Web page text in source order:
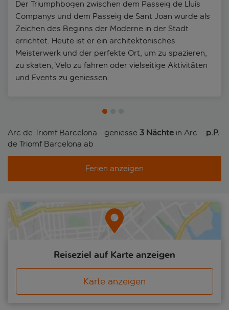
Der Triumphbogen zwischen dem Passeig de Lluís
Companys und dem Passeig de Sant Joan wurde als
Zeichen des Beginns der Moderne in der Stadt
errichtet. Heute ist er ein architektonisches
Meisterwerk und der perfekte Ort, um zu spazieren,
zu skaten, Velo zu fahren oder vielseitige Aktivitäten
und Events zu geniessen.
Arc de Triomf Barcelona - geniesse 3 Nächte in Arc
de Triomf Barcelona ab
p.P.
Ferien anzeigen
Reiseziel auf Karte anzeigen
Karte anzeigen